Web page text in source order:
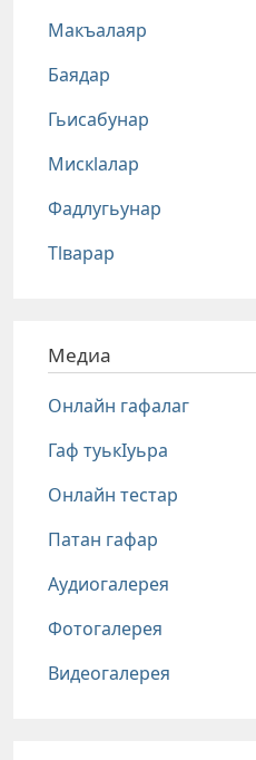
Макъалаяр
Баядар
Гьисабунар
Мискlалар
Фадлугьунар
Тlварар
Медиа
Онлайн гафалаг
Гаф туькIуьра
Онлайн тестар
Патан гафар
Аудиогалерея
Фотогалерея
Видеогалерея